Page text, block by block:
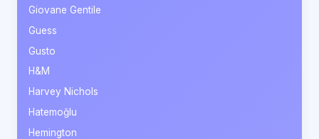
Giovane Gentile
Guess
Gusto
H&M
Harvey Nichols
Hatemoğlu
Hemington